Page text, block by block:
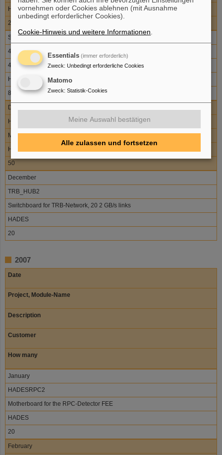
HADES
24
September
48VDistribution
48V Distribution card
HADES
80
December
HADES_RPCs
Motherboard for the RPC-Detector FEE, short version
HADES
50
December
TRB_HUB2
Switchboard for TRB-Network, 20 2 GB/s links
HADES
20
2007
Date
Project, Module-Name
Description
Customer
How many
January
HADESRPC2
Motherboard for the RPC-Detector FEE
HADES
20
February
vornehmen oder Cookies ablehnen (mit Ausnahme
unbedingt erforderlicher Cookies).
Cookie-Hinweis und weitere Informationen
Essentials (immer erforderlich)
Zweck: Unbedingt erforderliche Cookies
Matomo
Zweck: Statistik-Cookies
Meine Auswahl bestätigen
Alle zulassen und fortsetzen